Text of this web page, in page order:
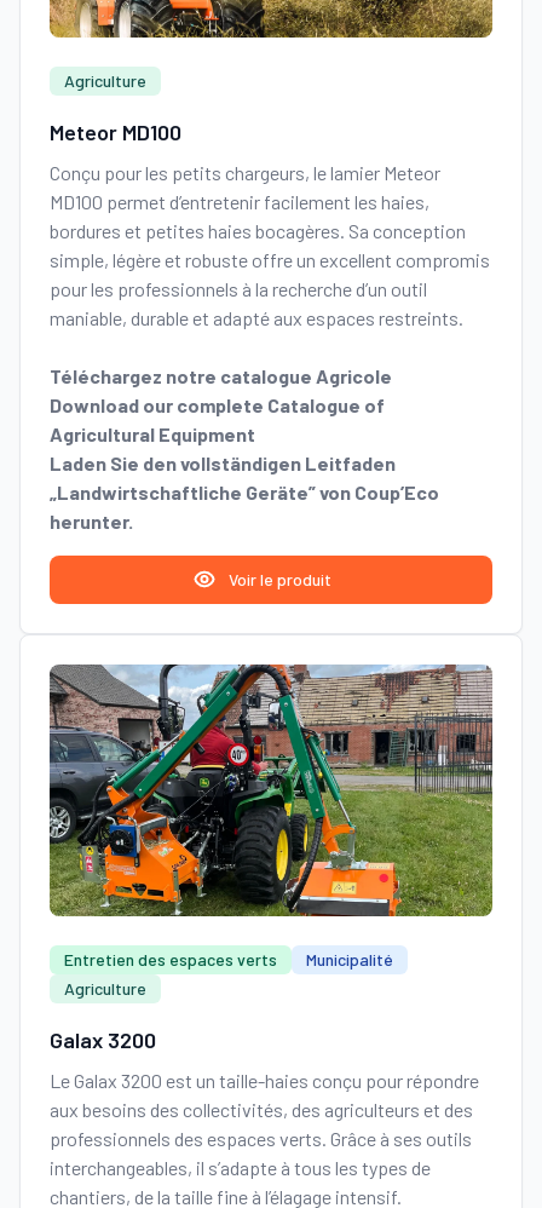
Agriculture
Meteor MD100
Conçu pour les petits chargeurs, le lamier Meteor
MD100 permet d’entretenir facilement les haies,
bordures et petites haies bocagères. Sa conception
simple, légère et robuste offre un excellent compromis
pour les professionnels à la recherche d’un outil
maniable, durable et adapté aux espaces restreints.
Téléchargez notre catalogue Agricole
Download our complete Catalogue of
Agricultural Equipment
Laden Sie den vollständigen Leitfaden
„Landwirtschaftliche Geräte” von Coup’Eco
herunter.
Voir le produit
Entretien des espaces verts
Municipalité
Agriculture
Galax 3200
Le Galax 3200 est un taille-haies conçu pour répondre
aux besoins des collectivités, des agriculteurs et des
professionnels des espaces verts. Grâce à ses outils
interchangeables, il s’adapte à tous les types de
chantiers, de la taille fine à l’élagage intensif.